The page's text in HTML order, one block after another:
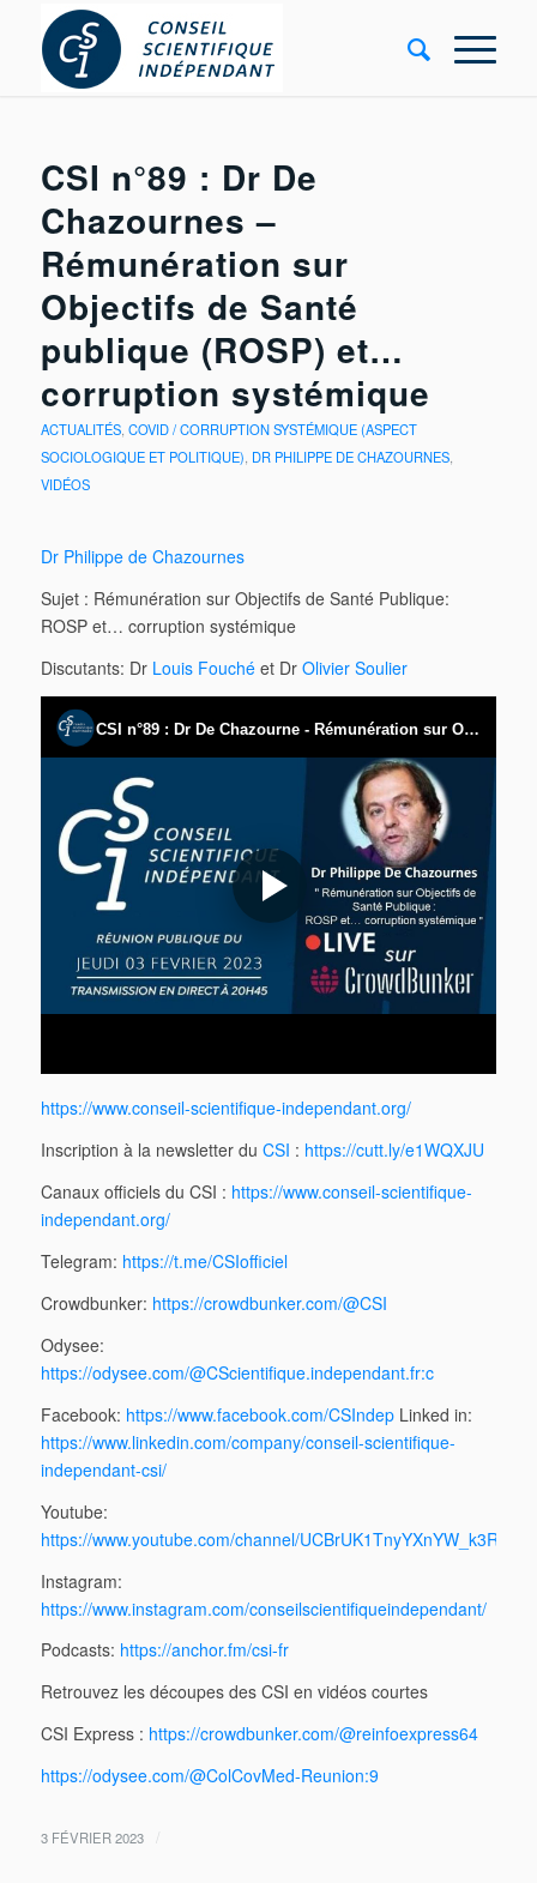
CSI n°89 : Dr De
Chazournes –
Rémunération sur
Objectifs de Santé
publique (ROSP) et…
corruption systémique
ACTUALITÉS, COVID / CORRUPTION SYSTÉMIQUE (ASPECT
SOCIOLOGIQUE ET POLITIQUE) DR PHILIPPE DE CHAZOURNES,
VIDÉOS
Dr Philippe de Chazournes
Sujet : Rémunération sur Objectifs de Santé Publique:
ROSP et… corruption systémique
Discutants: Dr Louis Fouchéet Dr Olivier Soulier
https://www.conseil-scientifique-independant.org/
Inscription à la newsletter du CSI : https://cutt.ly/e1WQXJU
Canaux officiels du CSI : https://www.conseil-scientifique-
independant.org/
Telegram: https://t.me/CSIofficiel
Crowdbunker: https://crowdbunker.com/@CSI
Odysee:
https://odysee.com/@CScientifique.independant.fr:c
Facebook: https://www.facebook.com/CSIndepLinked in:
https://www.linkedin.com/company/conseil-scientifique-
independant-csi/
Youtube:
https://www.youtube.com/channel/
Instagram:
https://www.instagram.com/conseilscientifiqueindependant/
Podcasts: https://anchor.fm/csi-fr
Retrouvez les découpes des CSI en vidéos courtes
CSI Express : https://crowdbunker.com/@reinfoexpress64
https://odysee.com/@ColCovMed-Reunion:9
3 FÉVRIER 2023 /